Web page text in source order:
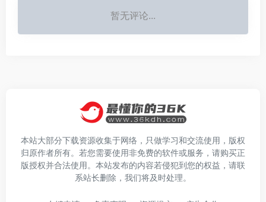
暂无评论...
本站大部分下载资源收集于网络，只做学习和交流使用，版权
归原作者所有。若您需要使用非免费的软件或服务，请购买正
版授权并合法使用。本站发布的内容若侵犯到您的权益，请联
系站长删除，我们将及时处理。